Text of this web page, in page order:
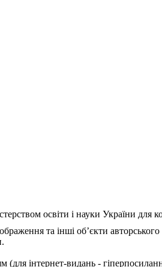
освіти і науки України
та інші об’єкти
(для інтернет-видань -